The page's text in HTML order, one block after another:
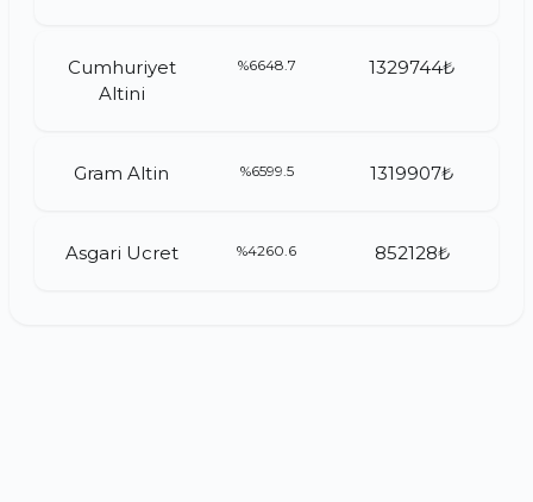
Cumhuriyet
Altini
%6648.7 1329744₺
Gram Altin %6599.5 1319907₺
Asgari Ucret %4260.6 852128₺